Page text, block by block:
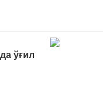
ўғил